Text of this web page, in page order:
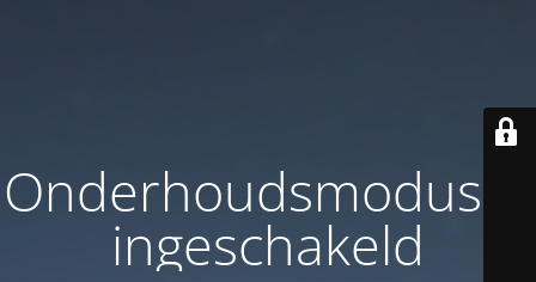
Onderhoudsmodus is
ingeschakeld